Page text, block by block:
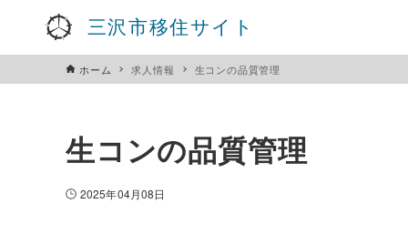
三沢市移住サイト
ホーム 求人情報 生コンの品質管理
生コンの品質管理
2025年04月08日